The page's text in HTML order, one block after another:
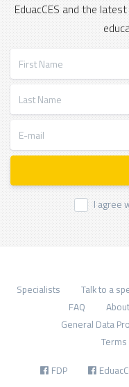
EduacCES and the
I agree
Specialists Talk to a
FAQ
General Data
FDP